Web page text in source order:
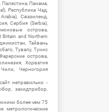
Панама,
Республика Чад,
Свазиленд,
Сербия (Serbia),
острова,
and Northern
Тайвань
Тувалу, Тунис
острова,
Хорватия
Чили, Черногория
неправильно -
захидприбор,
более чем 75